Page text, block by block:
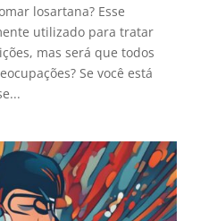
losartana? Esse
utilizado para tratar
mas será que todos
Se você está